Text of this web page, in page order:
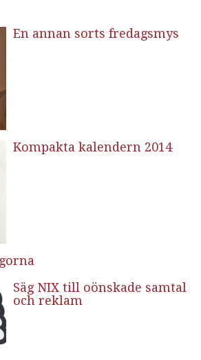
En annan sorts fredagsmys
Kompakta kalendern 2014
Säg NIX till oönskade samtal
och reklam